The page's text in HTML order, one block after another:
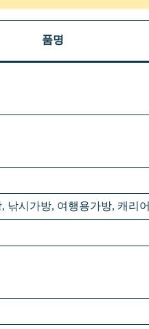
품명
낚시가방, 여행용가방, 캐리어